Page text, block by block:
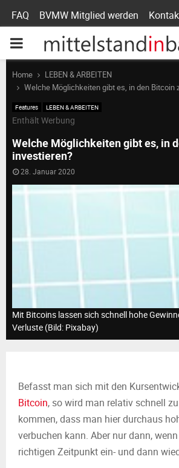
FAQ BVMW Mitglied werden
P
R
M
A
Y
E
N
Home
LEBEN & ARBEITEN
Welche Möglichkeiten gibt es, in den Bitcoin
Features LEBEN & ARBEITEN
Enthält Werbung
Welche Möglichkeiten gibt es, in
investieren?
28. Januar 2020
Mit Bitcoins lassen sich schnell hohe
Verluste (Bild: Pixabay)
Befasst man sich mit den
Bitcoin, so wird man relativ schnell
kommen, dass man hier durchaus
verbuchen kann. Aber nur dann,
richtigen Zeitpunkt ein- und dann